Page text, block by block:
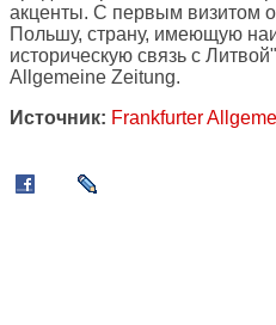
акценты. С первым визитом
Польшу, страну, имеющую
историческую связь с
Allgemeine Zeitung.
Источник: Frankfurter